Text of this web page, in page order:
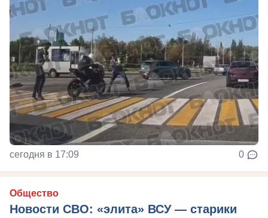
сегодня в 17:09 0
Общество
Новости СВО: «элита» ВСУ — старики